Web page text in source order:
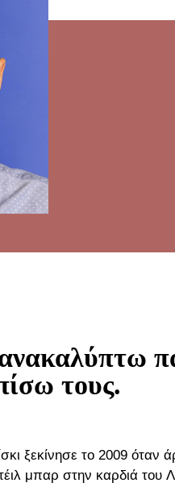
τους.
ξεκίνησε το 2009 όταν
μπαρ στην καρδιά του